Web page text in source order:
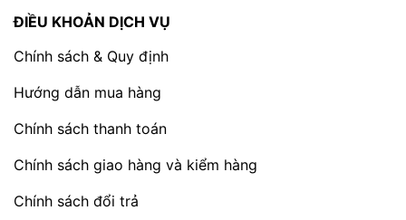
Hương vị tự nhiên:
hương vị tự nhiên, không sử dụng chất tạo
màu, tạo mùi.
Đa dạng sản phẩm:
ứng nhu cầu của nhiều khách hàng.
Giá cả hợp lý: Sản phẩm có giá cả cạnh
trường.
ĐIỀU KHOẢN DỊCH VỤ
Chính sách & Quy định
Hướng dẫn mua hàng
Chính sách thanh toán
Chính sách giao hàng và kiểm hàng
Chính sách đổi trả